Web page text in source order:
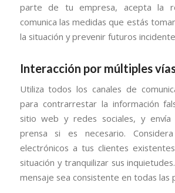
parte de tu empresa, acepta la
comunica las medidas que estás
la situación y prevenir futuros
Interacción por múltiples
Utiliza todos los canales de
para contrarrestar la información
sitio web y redes sociales, y envía
prensa si es necesario.
electrónicos a tus clientes
situación y tranquilizar sus
mensaje sea consistente en todas las